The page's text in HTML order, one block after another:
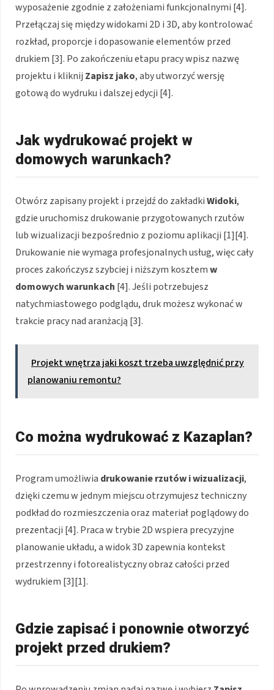
wyposażenie zgodnie z założeniami funkcjonalnymi [4].
Przełączaj się między widokami 2D i 3D, aby kontrolować
rozkład, proporcje i dopasowanie elementów przed
drukiem [3]. Po zakończeniu etapu pracy wpisz nazwę
projektu i kliknij Zapisz jako, aby utworzyć wersję
gotową do wydruku i dalszej edycji [4].
Jak wydrukować projekt w
domowych warunkach?
Otwórz zapisany projekt i przejdź do zakładkiWidoki,
gdzie uruchomisz drukowanie przygotowanych rzutów
lub wizualizacji bezpośrednio z poziomu aplikacji [1][4].
Drukowanie nie wymaga profesjonalnych usług, więc cały
proces zakończysz szybciej i niższym kosztemw
domowych warunkach [4]. Jeśli potrzebujesz
natychmiastowego podglądu, druk możesz wykonać w
trakcie pracy nad aranżacją [3].
Projekt wnętrza jaki koszt trzeba uwzględnić przy
planowaniu remontu?
Co można wydrukować z Kazaplan?
Program umożliwia drukowanie rzutów i wizualizacji,
dzięki czemu w jednym miejscu otrzymujesz techniczny
podkład do rozmieszczenia oraz materiał poglądowy do
prezentacji [4]. Praca w trybie 2D wspiera precyzyjne
planowanie układu, a widok 3D zapewnia kontekst
przestrzenny i fotorealistyczny obraz całości przed
wydrukiem [3][1].
Gdzie zapisać i ponownie otworzyć
projekt przed drukiem?